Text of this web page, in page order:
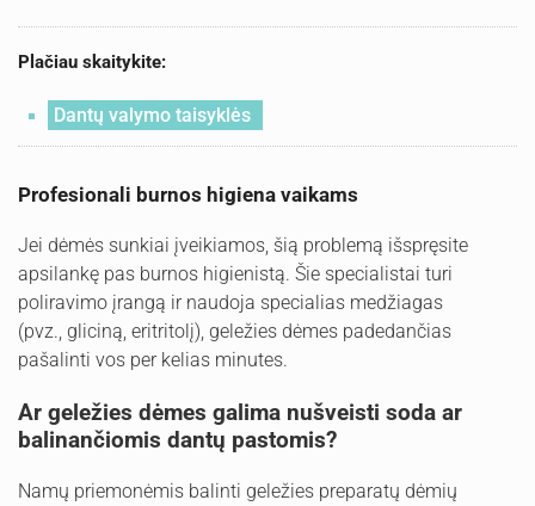
Plačiau skaitykite:
Dantų valymo taisyklės
Profesionali burnos higiena vaikams
Jei dėmės sunkiai įveikiamos, šią problemą išspręsite
apsilankę pas burnos higienistą. Šie specialistai turi
poliravimo įrangą ir naudoja specialias medžiagas
(pvz., gliciną, eritritolį), geležies dėmes padedančias
pašalinti vos per kelias minutes.
Ar geležies dėmes galima nušveisti soda ar
balinančiomis dantų pastomis?
Namų priemonėmis balinti geležies preparatų dėmių